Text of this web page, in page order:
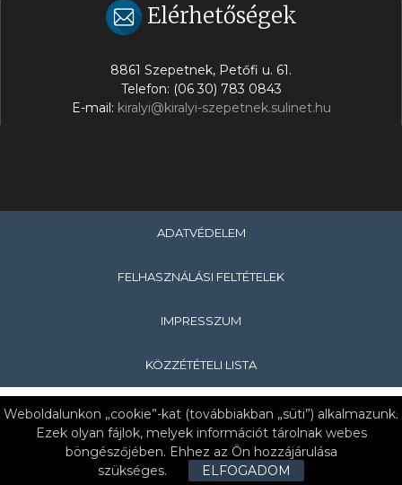
Weboldalunkon „cookie”-kat (továbbiakban „süti”) alkalmazunk.
Ezek olyan fájlok, melyek információt tárolnak webes
böngészőjében. Ehhez az Ön hozzájárulása
szükséges.
ELFOGADOM
Elérhetőségek
8861 Szepetnek, Petőfi u. 61.
Telefon: (06 30) 783 0843
E-mail: kiralyi@kiralyi-szepetnek.sulinet.hu
ADATVÉDELEM
FELHASZNÁLÁSI FELTÉTELEK
IMPRESSZUM
KÖZZÉTÉTELI LISTA
Copyright © 2019 Királyi Pál Általános Iskola & Nagykanizsa
Tankerületi Központ
8861 Szepetnek, Petőfi u. 61.